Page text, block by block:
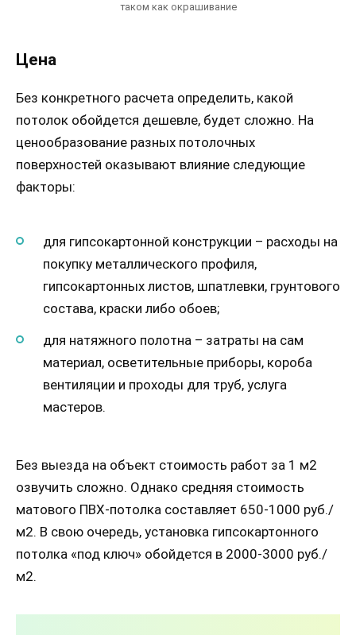
таком как окрашивание
Цена
Без конкретного расчета определить, какой
потолок обойдется дешевле, будет сложно. На
ценообразование разных потолочных
поверхностей оказывают влияние следующие
факторы:
для гипсокартонной конструкции – расходы на
покупку металлического профиля,
гипсокартонных листов, шпатлевки, грунтового
состава, краски либо обоев;
для натяжного полотна – затраты на сам
материал, осветительные приборы, короба
вентиляции и проходы для труб, услуга
мастеров.
Без выезда на объект стоимость работ за 1 м2
озвучить сложно. Однако средняя стоимость
матового ПВХ-потолка составляет 650-1000 руб./
м2. В свою очередь, установка гипсокартонного
потолка «под ключ» обойдется в 2000-3000 руб./
м2.